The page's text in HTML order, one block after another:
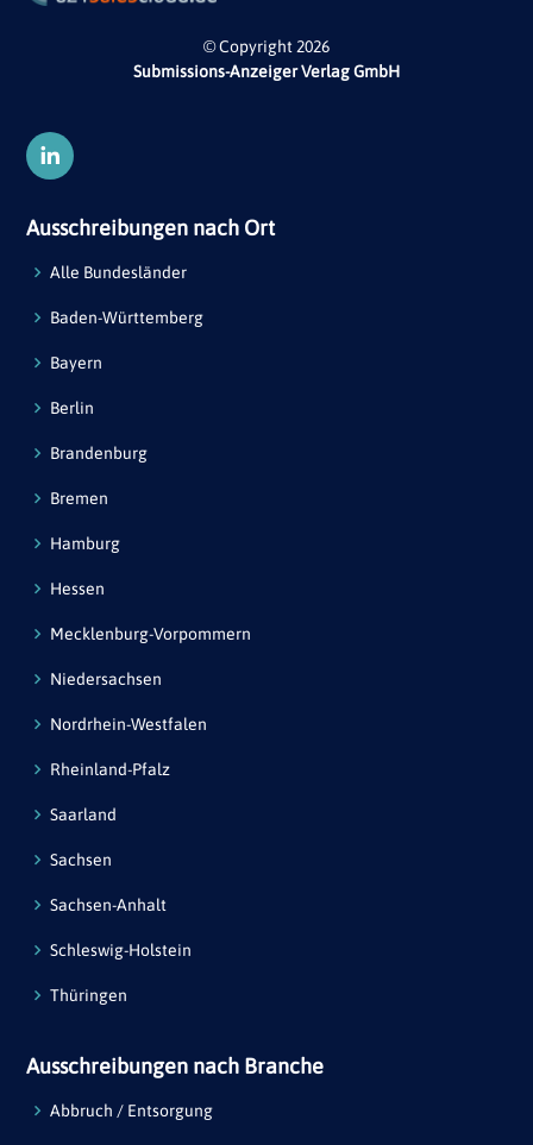
© Copyright 2026
Submissions-Anzeiger Verlag GmbH
Ausschreibungen nach Ort
Alle Bundesländer
Baden-Württemberg
Bayern
Berlin
Brandenburg
Bremen
Hamburg
Hessen
Mecklenburg-Vorpommern
Niedersachsen
Nordrhein-Westfalen
Rheinland-Pfalz
Saarland
Sachsen
Sachsen-Anhalt
Schleswig-Holstein
Thüringen
Ausschreibungen nach Branche
Abbruch / Entsorgung